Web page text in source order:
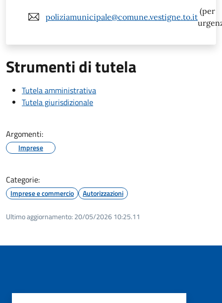
poliziamunicipale@comune.vestigne.to.it
(per
Strumenti di tutela
Tutela amministrativa
Tutela giurisdizionale
Argomenti:
Imprese
Categorie:
Imprese e commercio Autorizzazioni
Ultimo aggiornamento: 20/05/2026 10:25.11